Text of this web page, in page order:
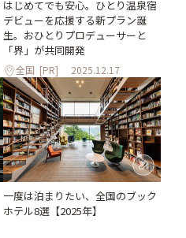
はじめてでも安心。ひとり温泉宿
デビューを応援する新プラン誕
生。おひとりプロデューサーと
「界」が共同開発
全国 [PR] 2025.12.17
一度は泊まりたい、全国のブック
ホテル8選【2025年】